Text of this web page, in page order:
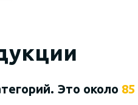
Это около 85